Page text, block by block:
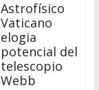
Astrofísico
Vaticano
elogia
potencial del
telescopio
Webb